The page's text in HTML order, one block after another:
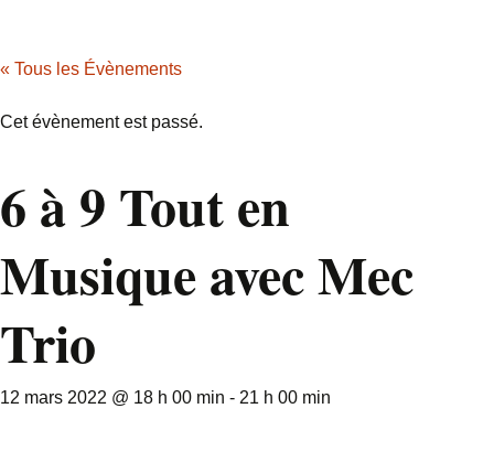
« Tous les Évènements
Cet évènement est passé.
6 à 9 Tout en
Musique avec Mec
Trio
12 mars 2022 @ 18 h 00 min - 21 h 00 min